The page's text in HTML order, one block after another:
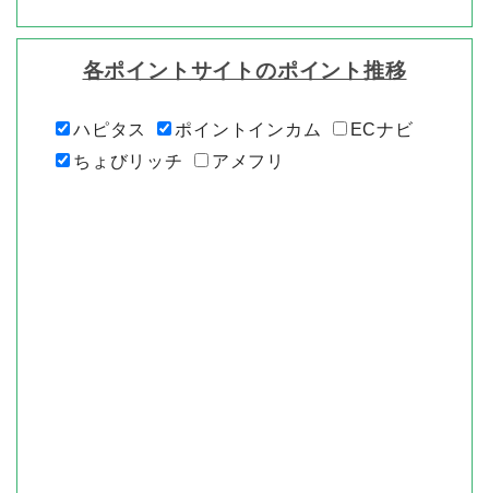
各ポイントサイトのポイント推移
ハピタス ポイントインカム
ECナビ
ちょびリッチ
アメフリ